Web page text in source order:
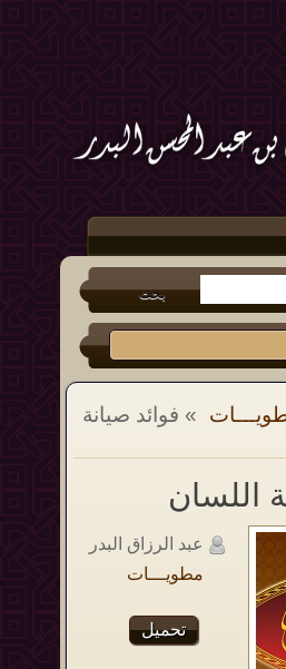
» فوائد صيانة
اللسان
عبد الرزاق البدر
مطويـــات
تحميل